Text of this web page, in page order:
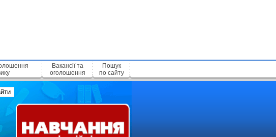
Вакансії та
оголошення
Пошук
по сайту